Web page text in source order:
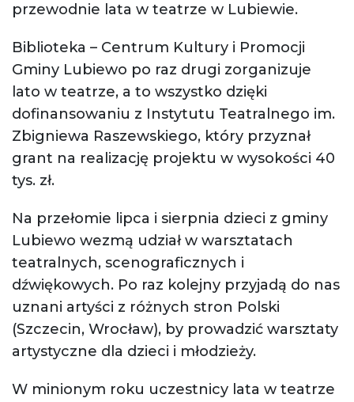
przewodnie lata w teatrze w Lubiewie.
Biblioteka – Centrum Kultury i Promocji
Gminy Lubiewo po raz drugi zorganizuje
lato w teatrze, a to wszystko dzięki
dofinansowaniu z Instytutu Teatralnego im.
Zbigniewa Raszewskiego, który przyznał
grant na realizację projektu w wysokości 40
tys. zł.
Na przełomie lipca i sierpnia dzieci z gminy
Lubiewo wezmą udział w warsztatach
teatralnych, scenograficznych i
dźwiękowych. Po raz kolejny przyjadą do nas
uznani artyści z różnych stron Polski
(Szczecin, Wrocław), by prowadzić warsztaty
artystyczne dla dzieci i młodzieży.
W minionym roku uczestnicy lata w teatrze